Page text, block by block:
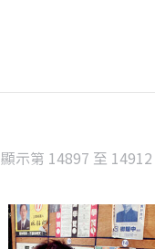
顯示第 14897 至